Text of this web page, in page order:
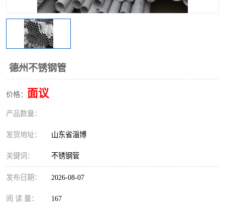
德州不锈钢管
价格： 面议
产品数量：
发货地址： 山东省淄博
关键词： 不锈钢管
发布日期： 2026-08-07
阅 读 量： 167